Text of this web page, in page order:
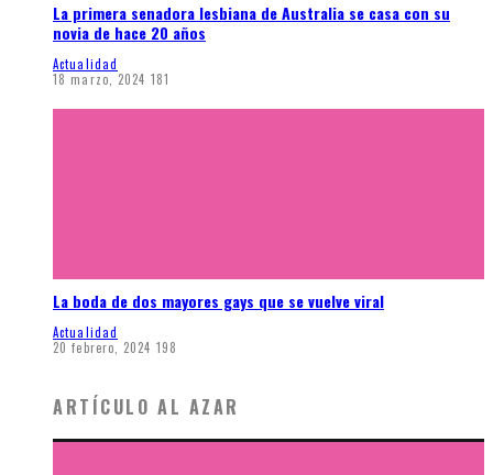
La primera senadora lesbiana de Australia se casa con su
novia de hace 20 años
Actualidad
18 marzo, 2024 181
La boda de dos mayores gays que se vuelve viral
Actualidad
20 febrero, 2024 198
ARTÍCULO AL AZAR